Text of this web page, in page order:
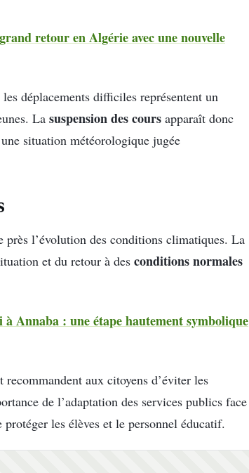
retour en Algérie avec une nouvelle
déplacements difficiles représentent un
La suspension des cours apparaît donc
situation météorologique jugée
l’évolution des conditions climatiques. La
et du retour à des conditions normales
Annaba : une étape hautement symbolique
aux citoyens d’éviter les
de l’adaptation des services publics face
les élèves et le personnel éducatif.